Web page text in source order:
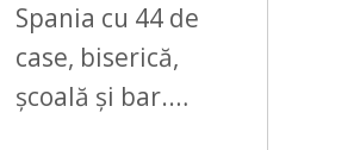
Spania cu 44 de
case, biserică,
școală și bar.…